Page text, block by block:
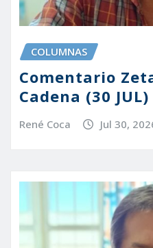
COLUMNAS
Comentario
Cadena (30 JUL)
René Coca Jul 30,